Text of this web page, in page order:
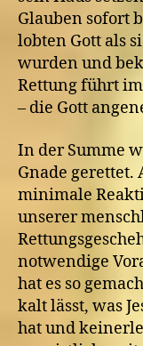
Glauben sofort
lobten Gott als
wurden und
Rettung führt
– die Gott
In der Summe
Gnade gerettet.
minimale
unserer
notwendige
hat es so
kalt lässt, was
hat und